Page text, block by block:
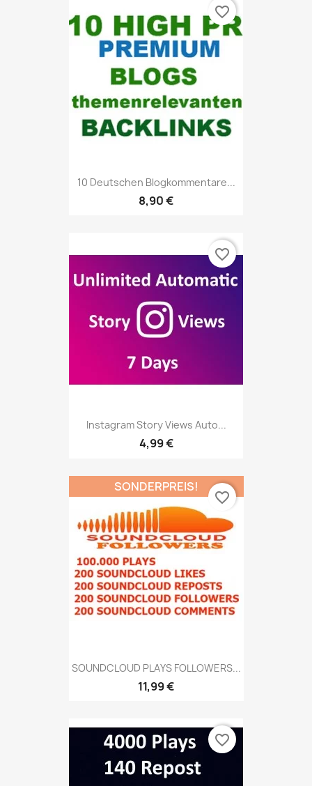
10 Deutschen Blogkommentare...
8,90 €
favorite_border
Instagram Story Views Auto...
4,99 €
favorite_border
SOUNDCLOUD PLAYS FOLLOWERS...
11,99 €
SONDERPREIS!
favorite_border
favorite_border